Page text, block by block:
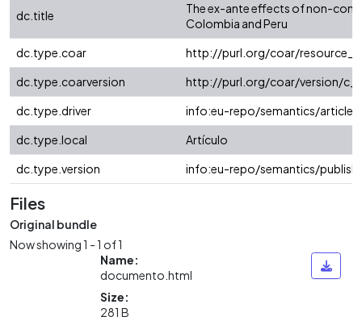
dc.title
The ex-ante effects of non-
Colombia and Peru
dc.type.coar
http://purl.org/coar/
dc.type.coarversion
http://purl.org/coar/version/
dc.type.driver
info:eu-repo/semantics/article
dc.type.local
Artículo
dc.type.version
info:eu-repo/semantics/
Files
Original bundle
Now showing1 - 1 of 1
Name:
documento.html
Size:
281 B